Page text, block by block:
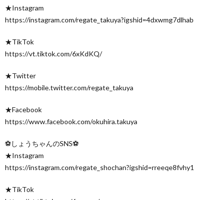
★Instagram
https://instagram.com/regate_takuya?igshid=4dxwmg7dlhab
★TikTok
https://vt.tiktok.com/6xKdKQ/
★Twitter
https://mobile.twitter.com/regate_takuya
★Facebook
https://www.facebook.com/okuhira.takuya
⚽️しょうちゃんのSNS⚽️
★Instagram
https://instagram.com/regate_shochan?igshid=rreeqe8fvhy1
★TikTok